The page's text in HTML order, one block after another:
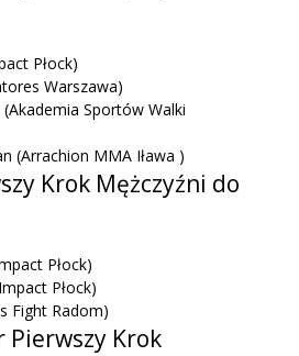
Płock)
Warszawa)
(Akademia Sportów Walki
(Arrachion MMA Iława )
Krok Mężczyźni do
Płock)
Płock)
Fight Radom)
Krok